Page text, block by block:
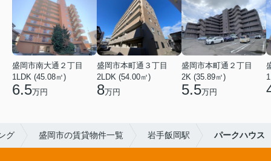
盛岡市南大通２丁目
1LDK (45.08㎡)
6.5万円
盛岡市本町通３丁目
2LDK (54.00㎡)
8万円
盛岡市本町通２丁目
2K (35.89㎡)
5.5万円
グ 盛岡市の賃貸物件一覧 岩手飯岡駅 パークハウス